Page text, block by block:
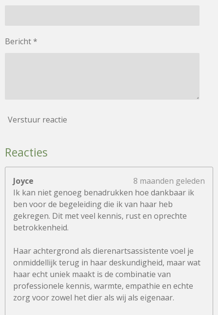
Bericht *
Verstuur reactie
Reacties
Joyce
8 maanden geleden
Ik kan niet genoeg benadrukken hoe dankbaar ik
ben voor de begeleiding die ik van haar heb
gekregen. Dit met veel kennis, rust en oprechte
betrokkenheid.
Haar achtergrond als dierenartsassistente voel je
onmiddellijk terug in haar deskundigheid, maar wat
haar echt uniek maakt is de combinatie van
professionele kennis, warmte, empathie en echte
zorg voor zowel het dier als wij als eigenaar.